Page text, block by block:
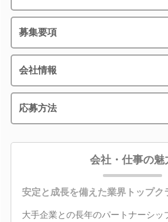
募集要項
会社情報
応募方法
会社・仕事の魅
安定と成長を備えた業界トップク
大手企業との長年のパートナーシッ